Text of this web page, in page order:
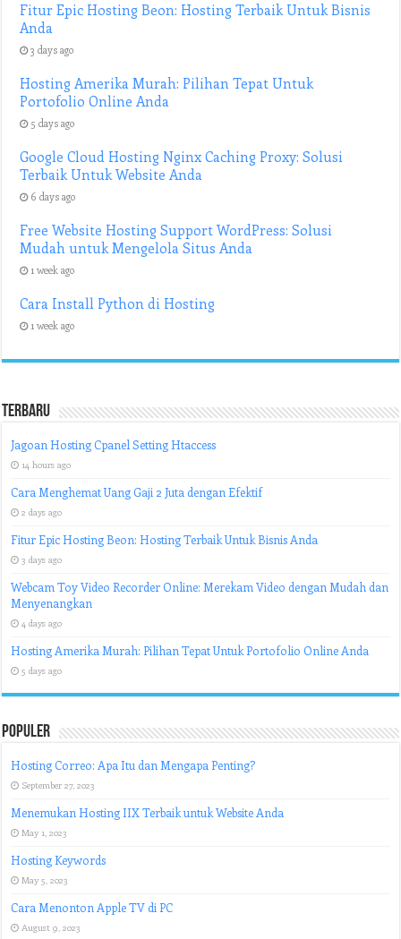
Fitur Epic Hosting Beon: Hosting Terbaik Untuk Bisnis
Anda
3 days ago
Hosting Amerika Murah: Pilihan Tepat Untuk
Portofolio Online Anda
5 days ago
Google Cloud Hosting Nginx Caching Proxy: Solusi
Terbaik Untuk Website Anda
6 days ago
Free Website Hosting Support WordPress: Solusi
Mudah untuk Mengelola Situs Anda
1 week ago
Cara Install Python di Hosting
1 week ago
Terbaru
Jagoan Hosting Cpanel Setting Htaccess
14 hours ago
Cara Menghemat Uang Gaji 2 Juta dengan Efektif
2 days ago
Fitur Epic Hosting Beon: Hosting Terbaik Untuk Bisnis Anda
3 days ago
Webcam Toy Video Recorder Online: Merekam Video dengan Mudah dan
Menyenangkan
4 days ago
Hosting Amerika Murah: Pilihan Tepat Untuk Portofolio Online Anda
5 days ago
Populer
Hosting Correo: Apa Itu dan Mengapa Penting?
September 27, 2023
Menemukan Hosting IIX Terbaik untuk Website Anda
May 1, 2023
Hosting Keywords
May 5, 2023
Cara Menonton Apple TV di PC
August 9, 2023